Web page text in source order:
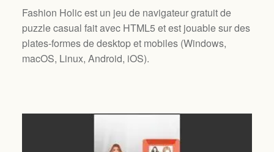
Fashion Holic est un jeu de navigateur gratuit de
puzzle casual fait avec HTML5 et est jouable sur des
plates-formes de desktop et mobiles (Windows,
macOS, Linux, Android, iOS).